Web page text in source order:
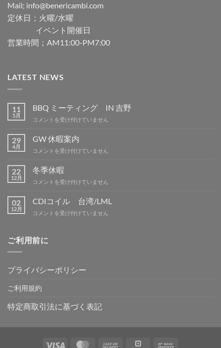
Mail; info@benericambi.com
定休日；火曜/水曜
イベント開催日
営業時間；AM11:00-PM7:00
LATEST NEWS
11
5月
BBQ ミーティング IN 吉野
BBQ
ー
テ
ィ
グ
吉
は
コメントを受け付けていません
29
4月
GW 休暇案内
GW
暇
案
内
コメントを受け付けていません
22
12月
冬季休暇
冬
休
暇
は
コメントを受け付けていません
02
12月
CDIコイル 台湾/LML
CDI
ル
台
コメントを受け付けていません
ご利用前に
プライバシーポリシー
ご利用規約
特定商取引法に基づく表記